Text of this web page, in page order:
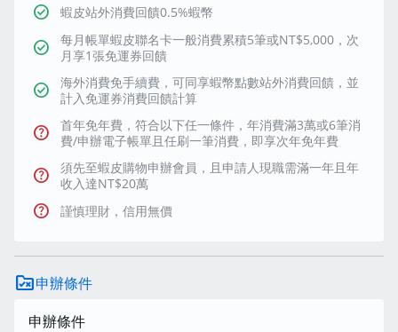
check_circle 蝦皮站外消費回饋0.5%蝦幣
check_circle
每月帳單蝦皮聯名卡一般消費累積5筆或NT$5,000，次
月享1張免運券回饋
check_circle
海外消費免手續費，可同享蝦幣點數站外消費回饋，並
計入免運券消費回饋計算
help
首年免年費，符合以下任一條件，年消費滿3萬或6筆消
費/申辦電子帳單且任刷一筆消費，即享次年免年費
help
須先至蝦皮購物申辦會員，且申請人現職需滿一年且年
收入達NT$20萬
help 謹慎理財，信用無價
rule_folder申辦條件
申辦條件